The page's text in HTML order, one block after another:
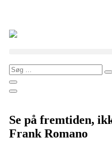
Se på fremtiden,
Frank Romano